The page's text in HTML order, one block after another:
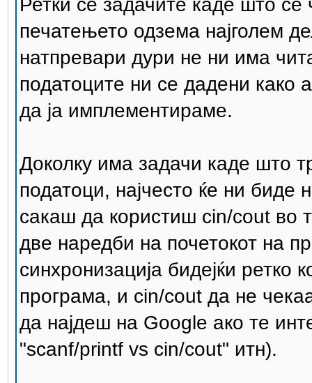
Ретки се задачите каде што
печатењето одзема најголем
натпревари дури не ни има
податоците ни се дадени како
да ја имплементираме.
Доколку има задачи каде што
податоци, најчесто ќе ни
сакаш да користиш cin/cout во
две наредби на почетокот на
синхронизација бидејќи
програма, и cin/cout да не
да најдеш на Google ако те
"scanf/printf vs cin/cout" итн).